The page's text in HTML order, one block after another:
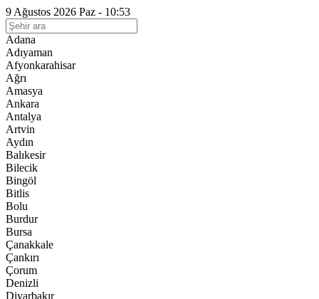
9 Ağustos 2026 Paz - 10:53
Adana
Adıyaman
Afyonkarahisar
Ağrı
Amasya
Ankara
Antalya
Artvin
Aydın
Balıkesir
Bilecik
Bingöl
Bitlis
Bolu
Burdur
Bursa
Çanakkale
Çankırı
Çorum
Denizli
Diyarbakır